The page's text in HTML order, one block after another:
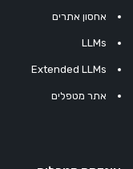
אחסון אתרים
LLMs
Extended LLMs
אתר מטפלים